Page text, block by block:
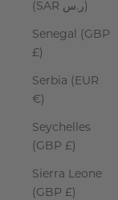
(SAR ر.س)
Senegal (GBP
£)
Serbia (EUR
€)
Seychelles
(GBP £)
Sierra Leone
(GBP £)